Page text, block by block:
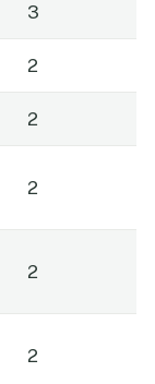
3
2
2
2
2
2